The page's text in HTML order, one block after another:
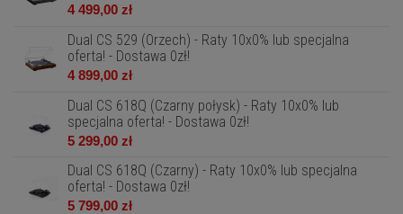
4 499,00 zł
Dual CS 529 (Orzech) - Raty 10x0% lub specjalna
oferta! - Dostawa 0zł!
4 899,00 zł
Dual CS 618Q (Czarny połysk) - Raty 10x0% lub
specjalna oferta! - Dostawa 0zł!
5 299,00 zł
Dual CS 618Q (Czarny) - Raty 10x0% lub specjalna
oferta! - Dostawa 0zł!
5 799,00 zł